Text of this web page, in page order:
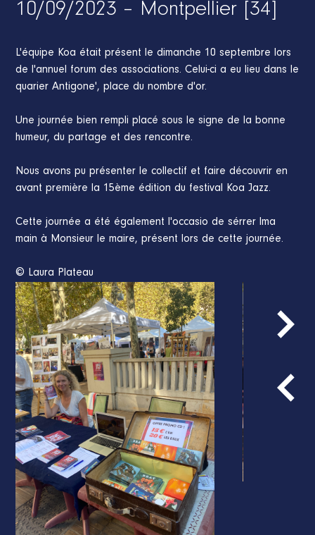
10/09/2023 – Montpellier [34]
L'équipe Koa était présent le dimanche 10 septembre lors
de l'annuel forum des associations. Celui-ci a eu lieu dans le
quarier Antigone', place du nombre d'or.
Une journée bien rempli placé sous le signe de la bonne
humeur, du partage et des rencontre.
Nous avons pu présenter le collectif et faire découvrir en
avant première la 15ème édition du festival Koa Jazz.
Cette journée a été également l'occasio de sérrer lma
main à Monsieur le maire, présent lors de cette journée.
© Laura Plateau